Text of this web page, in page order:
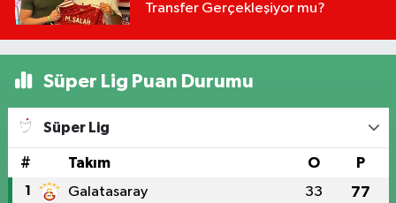
Transfer Gerçekleşiyor mu?
Süper Lig Puan Durumu
Süper Lig
# Takım O P
1 Galatasaray 33 77